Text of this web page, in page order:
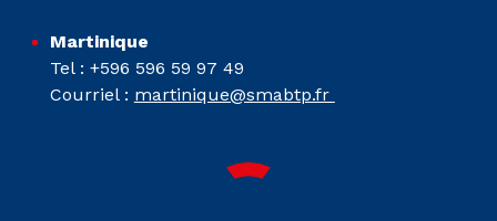
Martinique
Tel : +596 596 59 97 49
Courriel : martinique@smabtp.fr